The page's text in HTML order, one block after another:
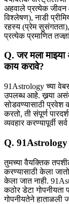
अहवाले प्रत्येक जीवन
विश्लेषण), नाडी
रहस्य (प्रेम
प्रत्येक प्रमाणित
Q. जर मला माझ्या
काय करावे?
91Astrology च्या
उपलब्ध आहे. खर्‍या
सोडवण्यासाठी प्रवेश
करतो, ती संपूर्ण
व्यवहार करण्यापूर्वी
Q. 91Astrology
तुमच्या वैयक्तिक
करण्यासाठी केला
केला जात नाही.
कठोर डेटा गोपनीयता
गोपनीयतेने हाताळली